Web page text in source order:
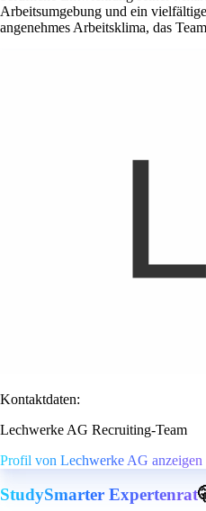
Arbeitsumgebung und ein
angenehmes Arbeitsklima, das
Kontaktdaten:
Lechwerke AG Recruiting-Team
Profil von Lechwerke AG anzeigen
StudySmarter Expertenrat